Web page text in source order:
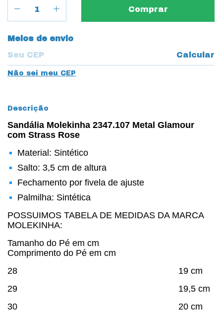
Entregas para o CEP:
Meios de envio
Calcular
Não sei meu CEP
Descrição
Sandália Molekinha 2347.107 Metal Glamour
com Strass Rose
Material: Sintético
Salto: 3,5 cm de altura
Fechamento por fivela de ajuste
Palmilha: Sintética
POSSUIMOS TABELA DE MEDIDAS DA MARCA
MOLEKINHA:
Tamanho do Pé em cm
Comprimento do Pé em cm
28 19 cm
29 19,5 cm
30 20 cm